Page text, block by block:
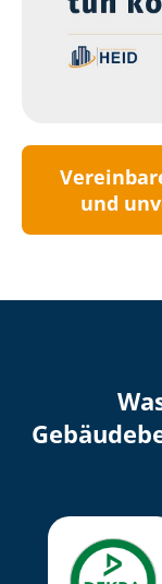
und